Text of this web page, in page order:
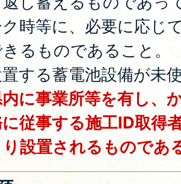
ク時等に、必要に応じ
るものであること。
する蓄電池設備が未
に事業所等を有し、
従事する施工ID取得
り設置されるものであ